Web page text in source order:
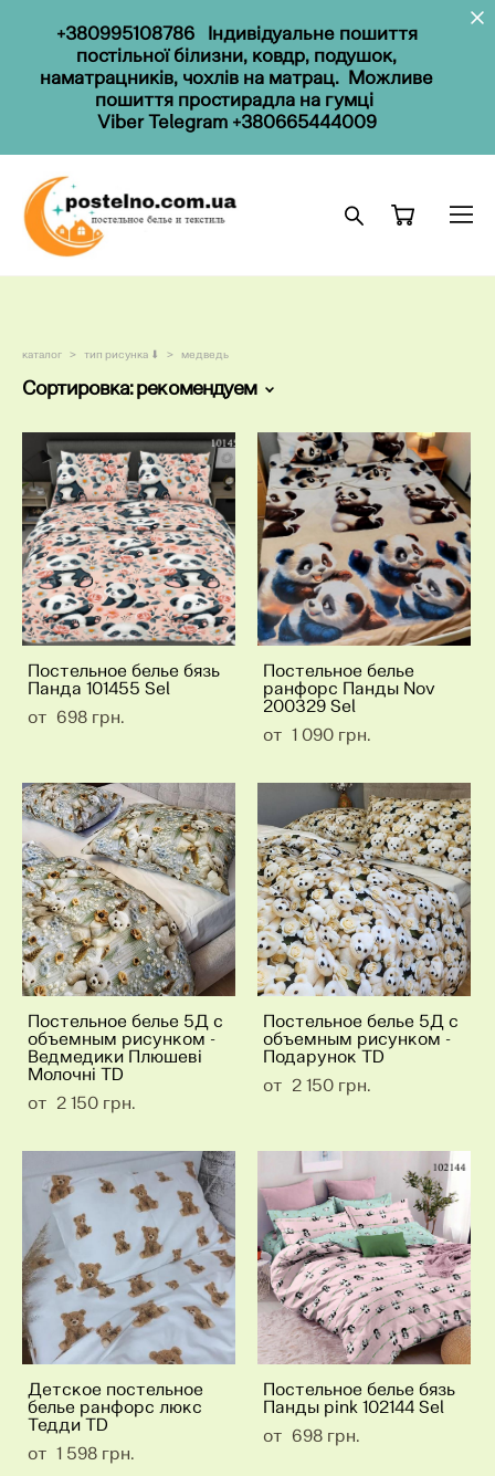
+380995108786
Індивідуальне пошиття
постільної білизни, ковдр, подушок,
наматрацників, чохлів на матрац. Можливе
пошиття простирадла на гумці
Viber Telegram+380665444009
каталог > тип рисунка ⬇ > медведь
Сортировка:рекомендуем
Постельное белье бязь
Панда 101455 Sel
от 698 грн.
Постельное белье
ранфорс Панды Nov
200329 Sel
от 1 090 грн.
Постельное белье 5Д c
объемным рисунком -
Ведмедики Плюшеві
Молочні TD
от 2 150 грн.
Постельное белье 5Д c
объемным рисунком -
Подарунок TD
от 2 150 грн.
Детское постельное
белье ранфорс люкс
Тедди TD
от 1 598 грн.
Постельное белье бязь
Панды pink 102144 Sel
от 698 грн.